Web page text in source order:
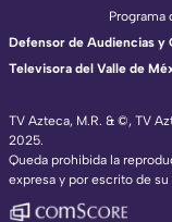
TV Azteca, M.R. & ©, TV
2025.
Queda prohibida la
expresa y por escrito de su
Defensor de Audiencias y
Televisora del Valle de